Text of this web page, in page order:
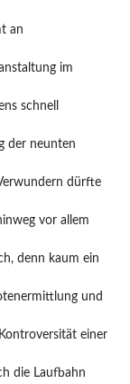
an
im
schnell
der neunten
dürfte
vor allem
denn kaum ein
und
einer
die Laufbahn